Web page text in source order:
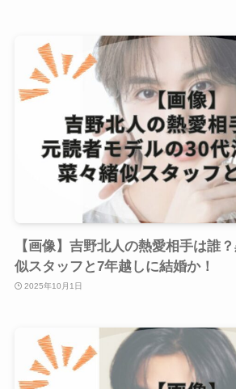
【画像】吉野北人の熱愛相手は誰
似スタッフと7年越しに結婚か！
2025年10月1日